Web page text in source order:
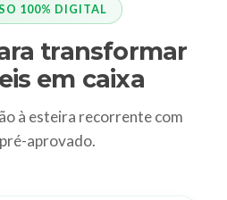
100% DIGITAL
transformar
em caixa
à esteira recorrente com
aprovado.